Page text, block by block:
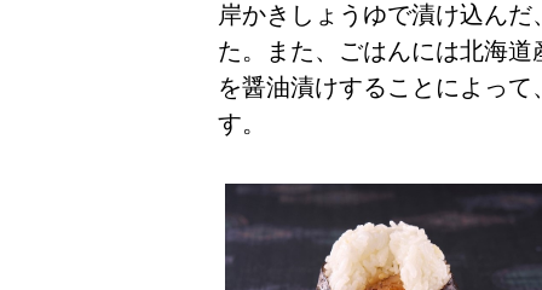
岸かきしょうゆで漬け込ん
た。また、ごはんには北海
を醤油漬けすることによっ
す。